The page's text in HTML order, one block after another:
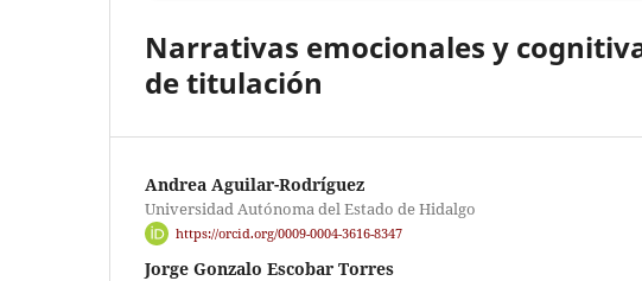
Narrativas emocionales y
de titulación
Andrea Aguilar-Rodríguez
Universidad Autónoma del Estado de Hidalgo
https://orcid.org/0009-0004-3616-8347
Jorge Gonzalo Escobar Torres